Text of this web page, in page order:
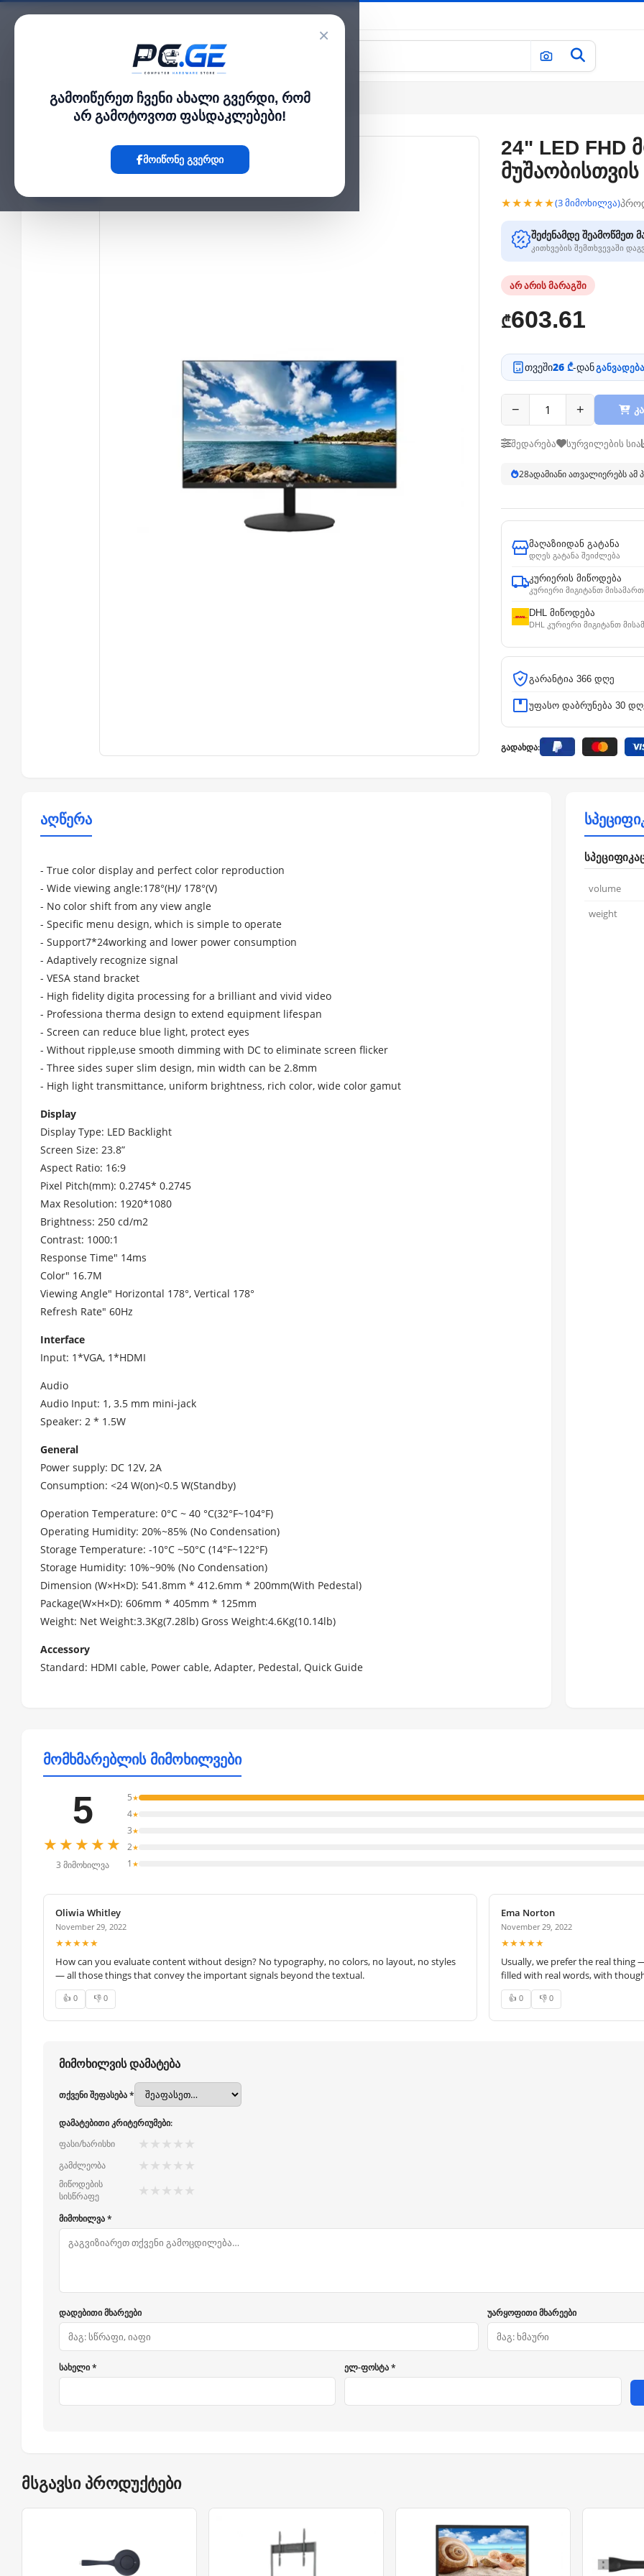
×
გამოიწერეთ ჩვენი ახალი გვერდი, რომ
არ გამოტოვოთ ფასდაკლებები!
მოიწონე გვერდი
კატალოგი
მთავარი›მონიტორი და TV›24" LED FHD მონიტორი, 24 საათიანი მუშაობისთვის
24" LED FHD
მუშაობისთვის
★★★★★(3 მიმოხილვა)
შეძენამდე შეამოწმეთ
კითხვების შემთხვევაში
არ არის მარაგში
₾603.61
თვეში26 ₾-დანგანვადება
− +
შედარება სურვილების სია
28ადამიანი ათვალიერებს ამ
მაღაზიიდან გატანა
დღეს გატანა შეიძლება
კურიერის მიწოდება
კურიერი მიგიტანთ
DHL მიწოდება
DHL კურიერი მიგიტანთ
გარანტია 366 დღე
უფასო დაბრუნება 30
გადახდა:
აღწერა
- True color display and perfect color reproduction
- Wide viewing angle:178°(H)/ 178°(V)
- No color shift from any view angle
- Specific menu design, which is simple to operate
- Support7*24working and lower power consumption
- Adaptively recognize signal
- VESA stand bracket
- High fidelity digita processing for a brilliant and vivid video
- Professiona therma design to extend equipment lifespan
- Screen can reduce blue light, protect eyes
- Without ripple,use smooth dimming with DC to eliminate screen flicker
- Three sides super slim design, min width can be 2.8mm
- High light transmittance, uniform brightness, rich color, wide color gamut
Display
Display Type: LED Backlight
Screen Size: 23.8”
Aspect Ratio: 16:9
Pixel Pitch(mm): 0.2745* 0.2745
Max Resolution: 1920*1080
Brightness: 250 cd/m2
Contrast: 1000:1
Response Time" 14ms
Color" 16.7M
Viewing Angle" Horizontal 178°, Vertical 178°
Refresh Rate" 60Hz
Interface
Input: 1*VGA, 1*HDMI
Audio
Audio Input: 1, 3.5 mm mini-jack
Speaker: 2 * 1.5W
General
Power supply: DC 12V, 2A
Consumption: <24 W(on)<0.5 W(Standby)
Operation Temperature: 0°C ~ 40 °C(32°F~104°F)
Operating Humidity: 20%~85% (No Condensation)
Storage Temperature: -10°C ~50°C (14°F~122°F)
Storage Humidity: 10%~90% (No Condensation)
Dimension (W×H×D): 541.8mm * 412.6mm * 200mm(With Pedestal)
Package(W×H×D): 606mm * 405mm * 125mm
Weight: Net Weight:3.3Kg(7.28lb) Gross Weight:4.6Kg(10.14lb)
Accessory
Standard: HDMI cable, Power cable, Adapter, Pedestal, Quick Guide
volume
weight
მომხმარებლის მიმოხილვები
5
★★★★★
3 მიმოხილვა
5★
4★
3★
2★
1 ★
Oliwia Whitley
November 29, 2022
★★★★★
How can you evaluate content without design? No typography, no colors, no layout, no styles
— all those things that convey the important signals beyond the textual.
👍 0 👎 0
Ema Norton
November 29, 2022
★★★★★
Usually, we prefer the real thing
filled with real words, with
👍 0 👎 0
მიმოხილვის დამატება
თქვენი შეფასება *
დამატებითი კრიტერიუმები:
ფასი/ხარისხი
★ ★ ★ ★ ★
გამძლეობა ★ ★ ★ ★ ★
მიწოდების
სისწრაფე
★ ★ ★ ★ ★
მიმოხილვა *
დადებითი მხარეები უარყოფითი მხარეები
სახელი * ელ-ფოსტა *
მსგავსი პროდუქტები